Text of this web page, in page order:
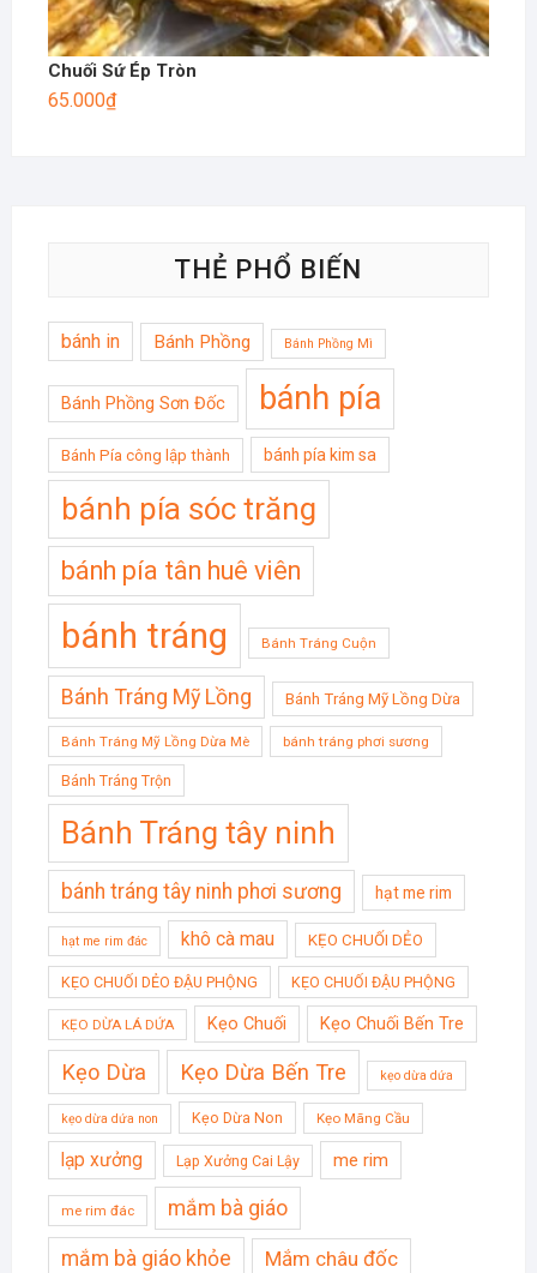
Chuối Sứ Ép Tròn
65.000₫
THẺ PHỔ BIẾN
bánh in Bánh Phồng Bánh Phồng Mì
Bánh Phồng Sơn Đốc bánh pía
Bánh Pía công lập thành bánh pía kim sa
bánh pía sóc trăng
bánh pía tân huê viên
bánh tráng Bánh Tráng Cuộn
Bánh Tráng Mỹ Lồng Bánh Tráng Mỹ Lồng Dừa
Bánh Tráng Mỹ Lồng Dừa Mè bánh tráng phơi sương
Bánh Tráng Trộn
Bánh Tráng tây ninh
bánh tráng tây ninh phơi sương hạt me rim
hạt me rim đác khô cà mau KẸO CHUỐI DẺO
KẸO CHUỐI DẺO ĐẬU PHỘNG KẸO CHUỐI ĐẬU PHỘNG
KẸO DỪA LÁ DỨA Kẹo Chuối Kẹo Chuối Bến Tre
Kẹo Dừa Kẹo Dừa Bến Tre kẹo dừa dứa
kẹo dừa dứa non Kẹo Dừa Non Kẹo Mãng Cầu
lạp xưởng Lạp Xưởng Cai Lậy me rim
me rim đác mắm bà giáo
mắm bà giáo khỏe Mắm châu đốc